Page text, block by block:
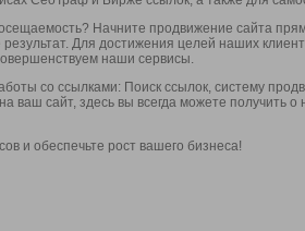
Начните продвижение сайта
Для достижения целей наших
наши сервисы.
со ссылками: Поиск ссылок, систему
ваш сайт, здесь вы всегда можете получить
и обеспечьте рост вашего бизнеса!